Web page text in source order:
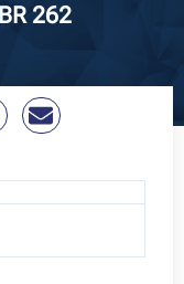
262